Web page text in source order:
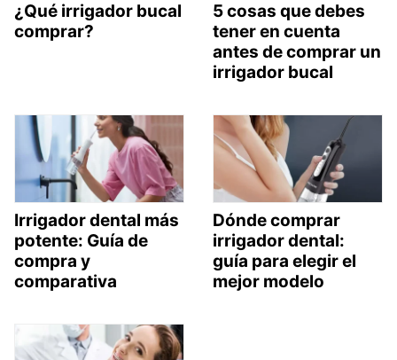
¿Qué irrigador bucal
comprar?
5 cosas que debes
tener en cuenta
antes de comprar un
irrigador bucal
Irrigador dental más
potente: Guía de
compra y
comparativa
Dónde comprar
irrigador dental:
guía para elegir el
mejor modelo